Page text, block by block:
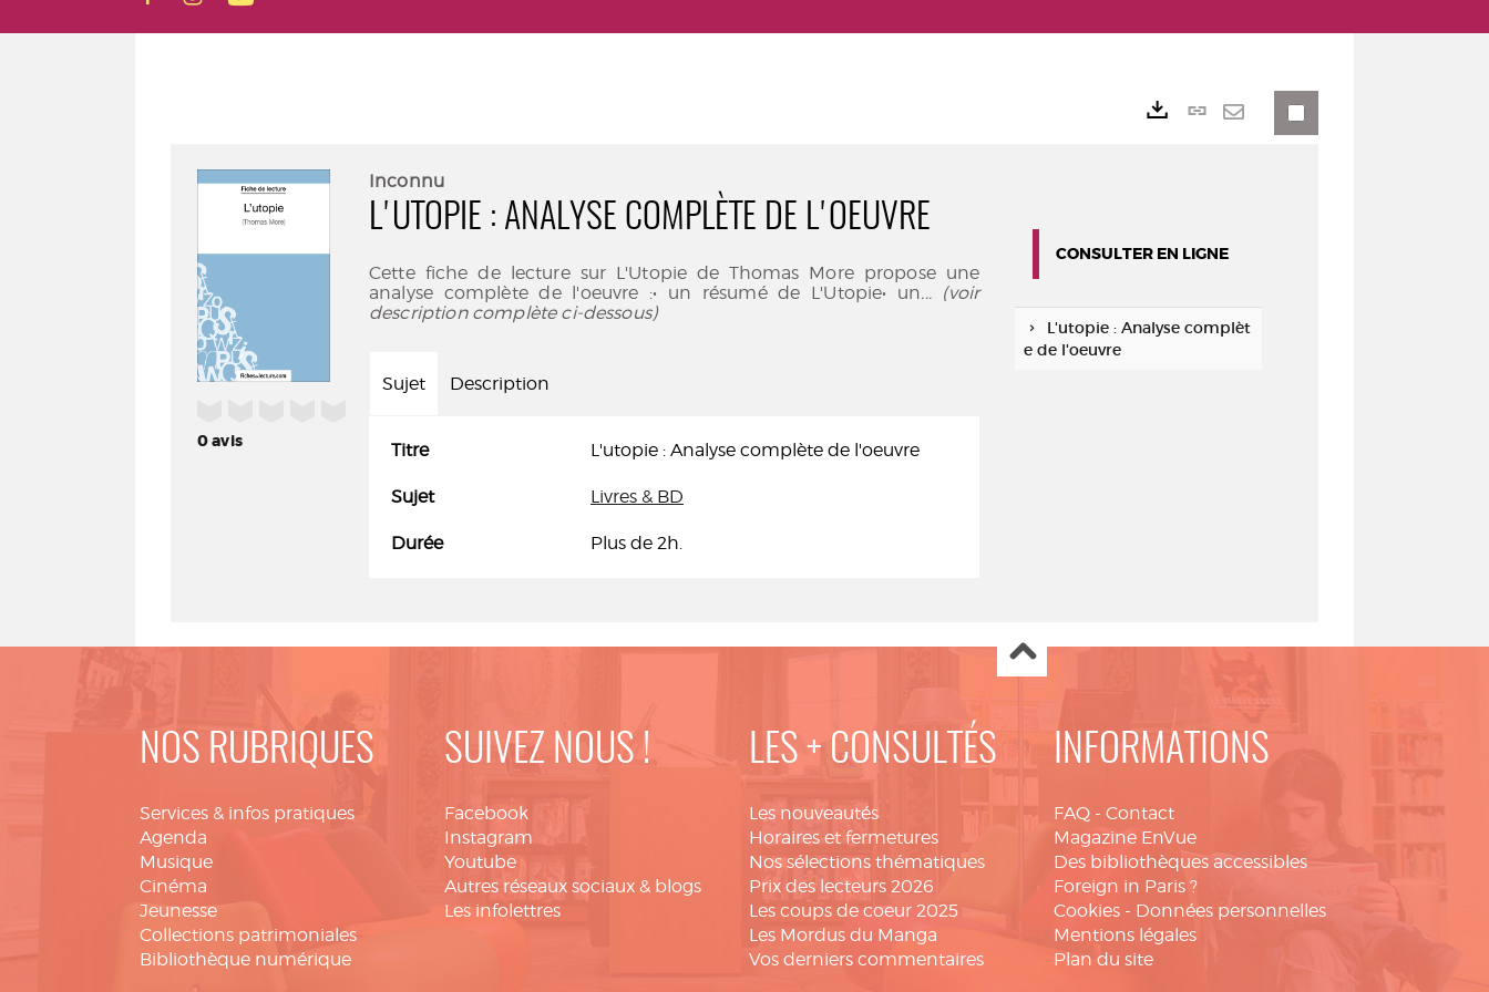
0avis
Inconnu
L'UTOPIE : ANALYSE COMPLÈTE DE L'OEUVRE
Cette fiche de lecture sur L'Utopie de Thomas More propose une
analyse complète de l'oeuvre :• un résumé de L'Utopie• un... (voir
description complète ci-dessous)
Sujet Description
Titre L'utopie : Analyse complète de l'oeuvre
Sujet Livres & BD
Durée Plus de 2h.
Lien
CONSULTER EN LIGNE
L'utopie : Analyse complèt
e de l'oeuvre
NOS RUBRIQUES
Services & infos pratiques
Agenda
Musique
Cinéma
Jeunesse
Collections patrimoniales
Bibliothèque numérique
SUIVEZ NOUS !
Facebook
Instagram
Youtube
Autres réseaux sociaux & blogs
Les infolettres
LES + CONSULTÉS
Les nouveautés
Horaires et fermetures
Nos sélections thématiques
Prix des lecteurs 2026
Les coups de coeur 2025
Les Mordus du Manga
Vos derniers commentaires
INFORMATIONS
FAQ - Contact
Magazine EnVue
Des bibliothèques accessibles
Foreign in Paris ?
Cookies - Données personnelles
Mentions légales
Plan du site